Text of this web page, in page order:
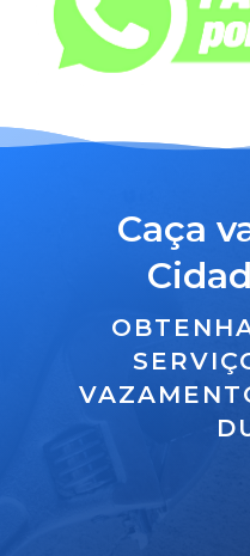
Caça